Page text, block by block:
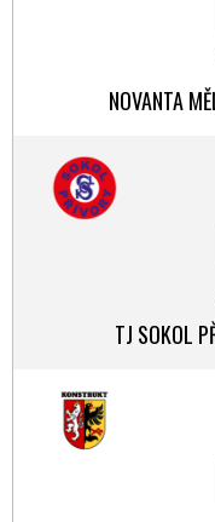
NOVANTA
TJ SOKOL